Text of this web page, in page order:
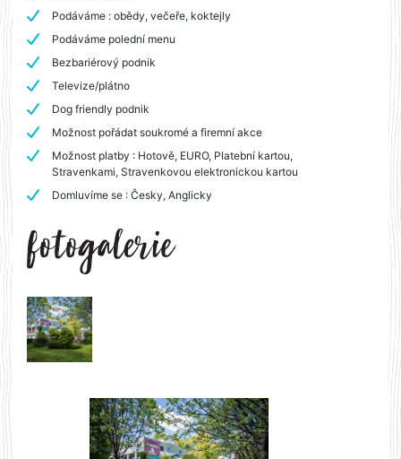
Podáváme : obědy, večeře, koktejly
Podáváme polední menu
Bezbariérový podnik
Televize/plátno
Dog friendly podnik
Možnost pořádat soukromé a firemní akce
Možnost platby : Hotově, EURO, Platební kartou,
Stravenkami, Stravenkovou elektronickou kartou
Domluvíme se : Česky, Anglicky